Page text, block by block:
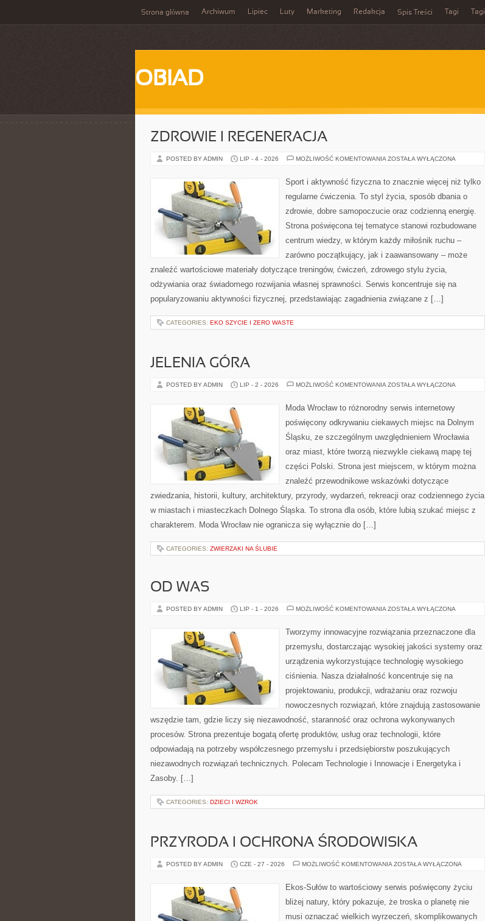
Strona główna Archiwum Lipiec Luty Marketing Redakcja Spis Treści Tagi Tagi
OBIAD
ZDROWIE I REGENERACJA
POSTED BY ADMIN LIP - 4 - 2026 MOŻLIWOŚĆ KOMENTOWANIA ZDROWIE
ZOSTAŁA WYŁĄCZONA
Sport i aktywność fizyczna to znacznie więcej niż tylko
regularne ćwiczenia. To styl życia, sposób dbania o
zdrowie, dobre samopoczucie oraz codzienną energię.
Strona poświęcona tej tematyce stanowi rozbudowane
centrum wiedzy, w którym każdy miłośnik ruchu –
zarówno początkujący, jak i zaawansowany – może
znaleźć wartościowe materiały dotyczące treningów, ćwiczeń, zdrowego stylu życia,
odżywiania oraz świadomego rozwijania własnej sprawności. Serwis koncentruje się na
popularyzowaniu aktywności fizycznej, przedstawiając zagadnienia związane z […]
CATEGORIES: EKO SZYCIE I ZERO WASTE
JELENIA GÓRA
POSTED BY ADMIN LIP - 2 - 2026 MOŻLIWOŚĆ KOMENTOWANIA JELENIA
ZOSTAŁA WYŁĄCZONA
Moda Wrocław to różnorodny serwis internetowy
poświęcony odkrywaniu ciekawych miejsc na Dolnym
Śląsku, ze szczególnym uwzględnieniem Wrocławia
oraz miast, które tworzą niezwykle ciekawą mapę tej
części Polski. Strona jest miejscem, w którym można
znaleźć przewodnikowe wskazówki dotyczące
zwiedzania, historii, kultury, architektury, przyrody, wydarzeń, rekreacji oraz codziennego życia
w miastach i miasteczkach Dolnego Śląska. To strona dla osób, które lubią szukać miejsc z
charakterem. Moda Wrocław nie ogranicza się wyłącznie do […]
CATEGORIES: ZWIERZAKI NA ŚLUBIE
OD WAS
POSTED BY ADMIN LIP - 1 - 2026 MOŻLIWOŚĆ KOMENTOWANIA OD
ZOSTAŁA WYŁĄCZONA
Tworzymy innowacyjne rozwiązania przeznaczone dla
przemysłu, dostarczając wysokiej jakości systemy oraz
urządzenia wykorzystujące technologię wysokiego
ciśnienia. Nasza działalność koncentruje się na
projektowaniu, produkcji, wdrażaniu oraz rozwoju
nowoczesnych rozwiązań, które znajdują zastosowanie
wszędzie tam, gdzie liczy się niezawodność, staranność oraz ochrona wykonywanych
procesów. Strona prezentuje bogatą ofertę produktów, usług oraz technologii, które
odpowiadają na potrzeby współczesnego przemysłu i przedsiębiorstw poszukujących
niezawodnych rozwiązań technicznych. Polecam Technologie i Innowacje i Energetyka i
Zasoby. […]
CATEGORIES: DZIECI I WZROK
PRZYRODA I OCHRONA ŚRODOWISKA
POSTED BY ADMIN CZE - 27 - 2026 MOŻLIWOŚĆ KOMENTOWANIA PRZYRODA
ŚRODOWISKA
ZOSTAŁA WYŁĄCZONA
Ekos-Sułów to wartościowy serwis poświęcony życiu
bliżej natury, który pokazuje, że troska o planetę nie
musi oznaczać wielkich wyrzeczeń, skomplikowanych